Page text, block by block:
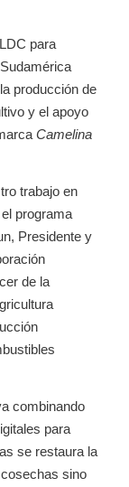
para
producción de
y el apoyo
Camelina
trabajo en
programa
Presidente y
de la
combinando
para
se restaura la
sino